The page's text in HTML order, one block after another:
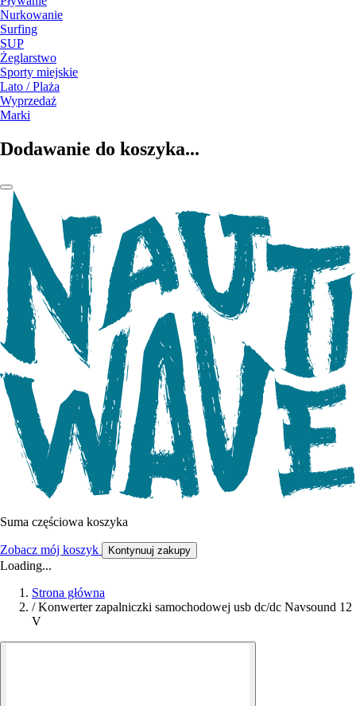
Nurkowanie
Surfing
SUP
Żeglarstwo
Sporty miejskie
Lato / Plaża
Wyprzedaż
Marki
Dodawanie do koszyka...
Suma częściowa koszyka
Zobacz mój koszyk Kontynuuj zakupy
Loading...
Strona główna
/ Konwerter zapalniczki samochodowej usb dc/dc Navsound 12
V